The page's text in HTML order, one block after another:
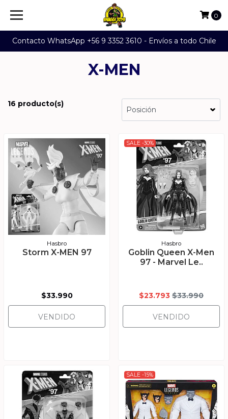
Contacto WhatsApp +56 9 3352 3610 - Envíos a todo Chile
0
X-MEN
16 producto(s)
Hasbro
Storm X-MEN 97
$33.990
VENDIDO
SALE -30%
Hasbro
Goblin Queen X-Men
97 - Marvel Le..
$23.793 $33.990
VENDIDO
SALE -15%